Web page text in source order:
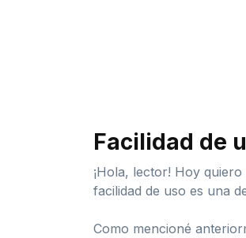
Facilidad de
¡Hola, lector! Hoy
facilidad de uso es una
Como mencioné